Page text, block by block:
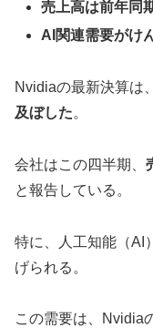
売上高は前年同
AI関連需要がけ
Nvidiaの最新決算は、
及ぼした。
会社はこの四半期、
と報告している。
特に、人工知能（AI
げられる。
この需要は、Nvidia